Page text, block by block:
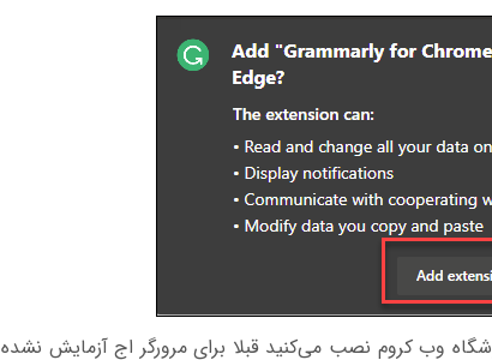
وب کروم نصب می‌کنید قبلا برای مرورگر اج آزمايش نشده